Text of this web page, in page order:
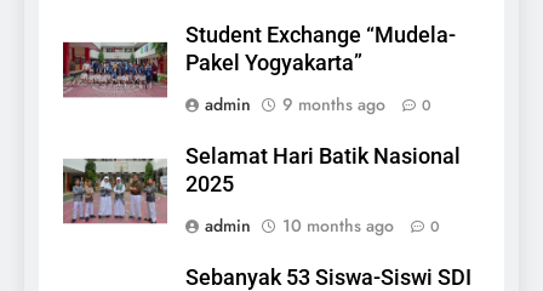
Student Exchange “Mudela-
Pakel Yogyakarta”
admin
9 months ago 0
Selamat Hari Batik Nasional
2025
admin
10 months ago 0
Sebanyak 53 Siswa-Siswi SDI